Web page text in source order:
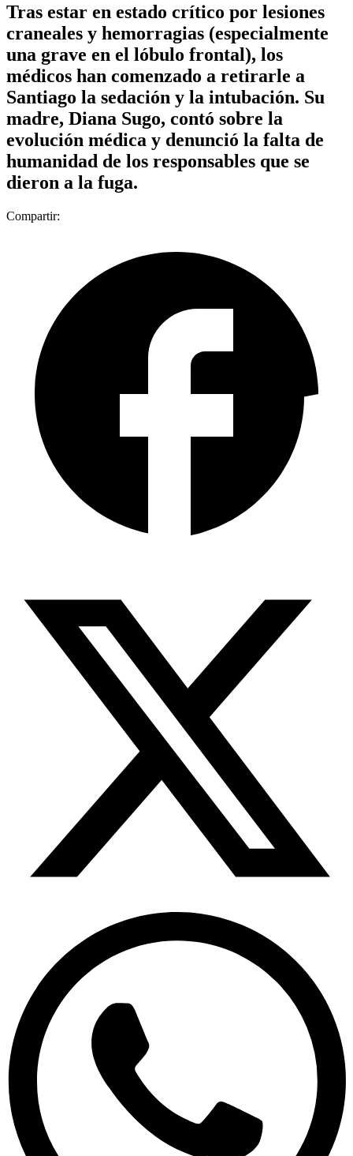
Tras estar en estado crítico por lesiones
craneales y hemorragias (especialmente
una grave en el lóbulo frontal), los
médicos han comenzado a retirarle a
Santiago la sedación y la intubación. Su
madre, Diana Sugo, contó sobre la
evolución médica y denunció la falta de
humanidad de los responsables que se
dieron a la fuga.
Compartir: